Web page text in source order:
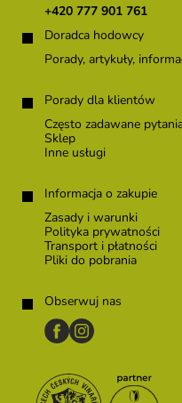
+420 777 901 761
Doradca hodowcy
Porady, artykuły,
Porady dla klientów
Często zadawane
Sklep
Inne usługi
Informacja o zakupie
Zasady i warunki
Polityka prywatności
Transport i płatności
Pliki do pobrania
Obserwuj nas